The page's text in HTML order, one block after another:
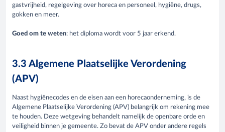
gastvrijheid, regelgeving over horeca en personeel, hygiëne, drugs,
gokken en meer.
Goed om te weten: het diploma wordt voor 5 jaar erkend.
3.3 Algemene Plaatselijke Verordening
(APV)
Naast hygiënecodes en de eisen aan een horecaonderneming, is de
Algemene Plaatselijke Verordening (APV) belangrijk om rekening mee
te houden. Deze wetgeving behandelt namelijk de openbare orde en
veiligheid binnen je gemeente. Zo bevat de APV onder andere regels